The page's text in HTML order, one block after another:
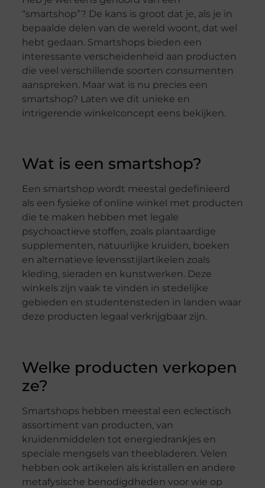
“smartshop”? De kans is groot dat je, als je in
bepaalde delen van de wereld woont, dat wel
hebt gedaan. Smartshops bieden een
interessante verscheidenheid aan producten
die veel verschillende soorten consumenten
aanspreken. Maar wat is nu precies een
smartshop? Laten we dit unieke en
intrigerende winkelconcept eens bekijken.
Wat is een smartshop?
Een smartshop wordt meestal gedefinieerd
als een fysieke of online winkel met producten
die te maken hebben met legale
psychoactieve stoffen, zoals plantaardige
supplementen, natuurlijke kruiden, boeken
en alternatieve levensstijlartikelen zoals
kleding, sieraden en kunstwerken. Deze
winkels zijn vaak te vinden in stedelijke
gebieden en studentensteden in landen waar
deze producten legaal verkrijgbaar zijn.
Welke producten verkopen
ze?
Smartshops hebben meestal een eclectisch
assortiment van producten, van
kruidenmiddelen tot energiedrankjes en
speciale mengsels van theebladeren. Velen
hebben ook artikelen als kristallen en andere
metafysische benodigdheden voor wie op